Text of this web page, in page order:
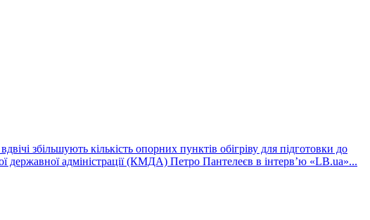
збільшують кількість опорних пунктів обігріву для підготовки до
державної адміністрації (КМДА) Петро Пантелеєв в інтервʼю «LB.ua»...